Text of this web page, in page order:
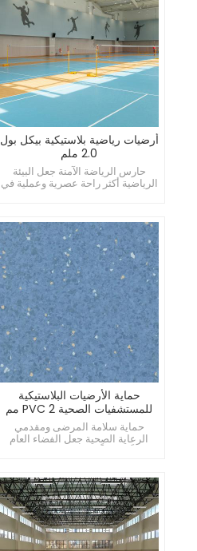
أرضيات رياضية بلاستيكية بيكل بول
2.0 ملم
حارس الرياضة الآمنة جعل البيئة
الرياضية أكثر راحة عصرية وعملية في
حماية الأرضيات البلاستيكية
للمستشفيات الصحية PVC 2 مم
حماية سلامة المرضى ومقدمي
الرعاية الصحية جعل الفضاء العام